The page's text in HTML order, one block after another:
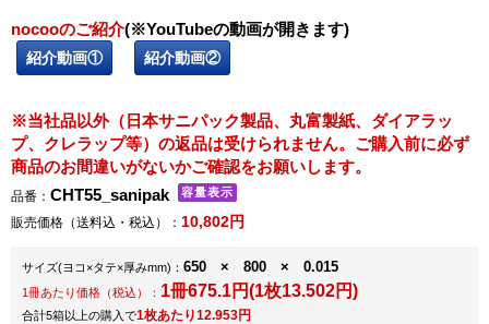
nocooのご紹介(※YouTubeの動画が開きます)
紹介動画① 紹介動画②
※当社品以外（日本サニパック製品、丸富製紙、ダイアラッ
プ、クレラップ等）の返品は受けられません。ご購入前に必ず
商品のお間違いがないかご確認をお願いします。
品番： CHT55_sanipak
販売価格（送料込・税込）： 10,802円
サイズ(ヨコ×タテ×厚みmm) ： 650 × 800 × 0.015
1冊あたり価格（税込）： 1冊675.1円(1枚13.502円)
合計5箱以上の購入で1枚あたり12.953円